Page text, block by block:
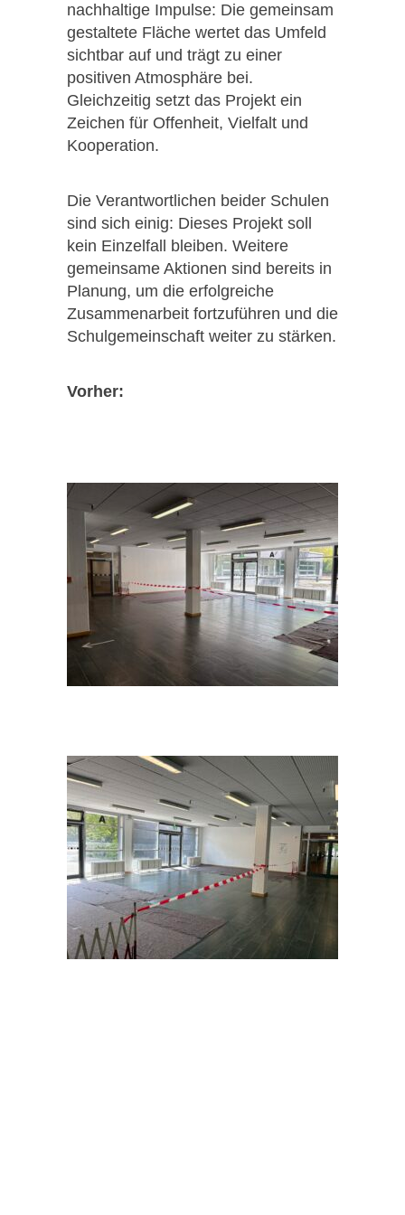
nachhaltige Impulse: Die gemeinsam
gestaltete Fläche wertet das Umfeld
sichtbar auf und trägt zu einer
positiven Atmosphäre bei.
Gleichzeitig setzt das Projekt ein
Zeichen für Offenheit, Vielfalt und
Kooperation.
Die Verantwortlichen beider Schulen
sind sich einig: Dieses Projekt soll
kein Einzelfall bleiben. Weitere
gemeinsame Aktionen sind bereits in
Planung, um die erfolgreiche
Zusammenarbeit fortzuführen und die
Schulgemeinschaft weiter zu stärken.
Vorher: